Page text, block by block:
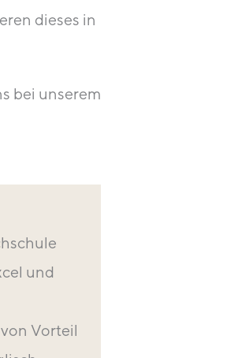
dieses in
bei unserem
und
Vorteil